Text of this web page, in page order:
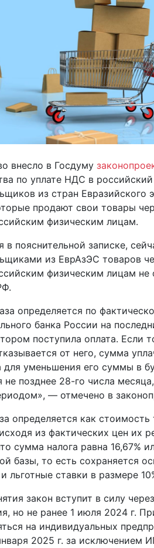
внесло в Госдуму
по уплате НДС в
из стран Евразийского
продают свои товары
физическим лицам.
в пояснительной записке,
из ЕврАзЭС товаров
физическим лицам не
определяется по
банка России на
поступила оплата. Если
от него, сумма
для уменьшения его суммы в
не позднее 28-го числа
— отмечено в
определяется как
из фактических цен их
сумма налога равна 16,67%
базы, то есть сохраняется
льготные ставки в размере
закон вступит в силу
но не ранее 1 июля 2024 г.
на индивидуальных
2025 г. за исключением